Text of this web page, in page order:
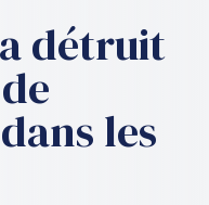
détruit
les